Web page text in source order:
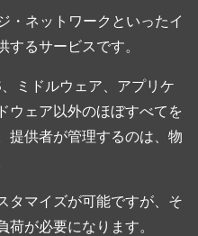
・ネットワークといったイ
するサービスです。
ミドルウェア、アプリケ
ウェア以外のほぼすべてを
提供者が管理するのは、物
タマイズが可能ですが、そ
が必要になります。